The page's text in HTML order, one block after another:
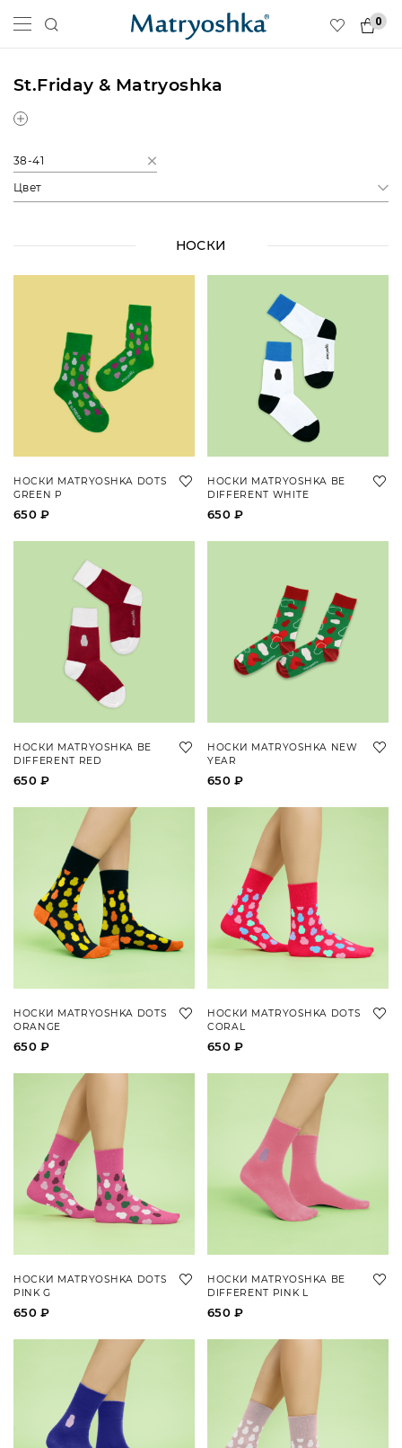
0
St.Friday & Matryoshka
38-41
Цвет
НОСКИ
НОСКИ MATRYOSHKA DOTS
GREEN P
650 ₽
НОСКИ MATRYOSHKA BE
DIFFERENT WHITE
650 ₽
НОСКИ MATRYOSHKA BE
DIFFERENT RED
650 ₽
НОСКИ MATRYOSHKA NEW
YEAR
650 ₽
НОСКИ MATRYOSHKA DOTS
ORANGE
650 ₽
НОСКИ MATRYOSHKA DOTS
CORAL
650 ₽
НОСКИ MATRYOSHKA DOTS
PINK G
650 ₽
НОСКИ MATRYOSHKA BE
DIFFERENT PINK L
650 ₽